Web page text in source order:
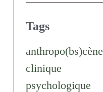
Tags
anthropo(bs)cène
clinique
psychologique